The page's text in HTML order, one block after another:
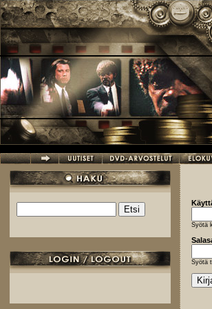
Hyppää pääsisältöön
Hakulomake
Syötä
Syötä